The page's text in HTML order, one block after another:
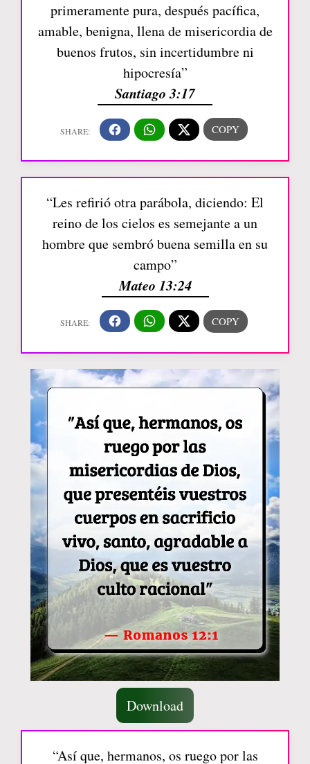
primeramente pura, después pacífica,
amable, benigna, llena de misericordia de
buenos frutos, sin incertidumbre ni
hipocresía”
Santiago 3:17
“Les refirió otra parábola, diciendo: El
reino de los cielos es semejante a un
hombre que sembró buena semilla en su
campo”
Mateo 13:24
Download
“Así que, hermanos, os ruego por las